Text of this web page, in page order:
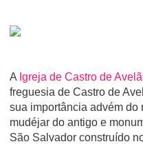
A Igreja de Castro de
freguesia de Castro de
sua importância advém do
mudéjar do antigo e
São Salvador construí­do